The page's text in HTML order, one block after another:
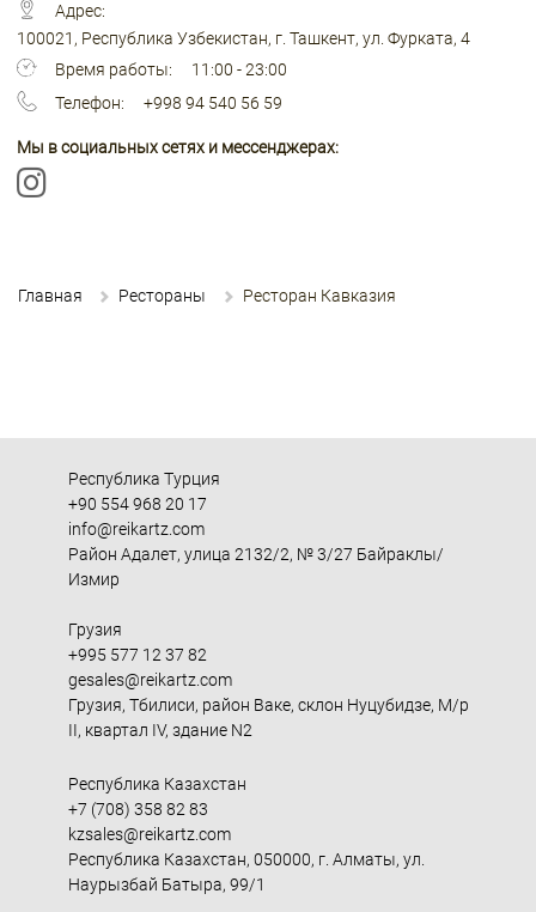
Адрес:
100021, Республика Узбекистан, г. Ташкент, ул. Фурката, 4
Время работы:
11:00 - 23:00
Телефон:
+998 94 540 56 59
Мы в социальных сетях и мессенджерах:
Главная Рестораны Ресторан Кавказия
Республика Турция
+90 554 968 20 17
info@reikartz.com
Район Адалет, улица 2132/2, № 3/27 Байраклы/
Измир
Грузия
+995 577 12 37 82
gesales@reikartz.com
Грузия, Тбилиси, район Ваке, склон Нуцубидзе, М/р
II, квартал IV, здание N2
Республика Казахстан
+7 (708) 358 82 83
kzsales@reikartz.com
Республика Казахстан, 050000, г. Алматы, ул.
Наурызбай Батыра, 99/1